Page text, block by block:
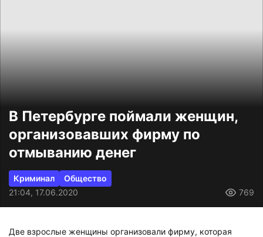
В Петербурге поймали женщин,
организовавших фирму по
отмыванию денег
Криминал
Общество
21:04, 17.06.2020
769
Две взрослые женщины организовали фирму, которая